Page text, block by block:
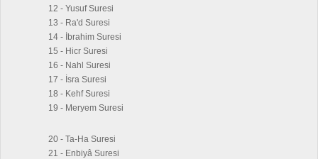
12 - Yusuf Suresi
13 - Ra'd Suresi
14 - İbrahim Suresi
15 - Hicr Suresi
16 - Nahl Suresi
17 - İsra Suresi
18 - Kehf Suresi
19 - Meryem Suresi
20 - Ta-Ha Suresi
21 - Enbiyâ Suresi